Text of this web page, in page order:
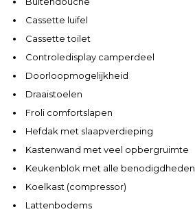
Cassette luifel
Cassette toilet
Controledisplay camperdeel
Doorloopmogelijkheid
Draaistoelen
Froli comfortslapen
Hefdak met slaapverdieping
Kastenwand met veel opbergruimte
Keukenblok met alle benodigdheden
Koelkast (compressor)
Lattenbodems